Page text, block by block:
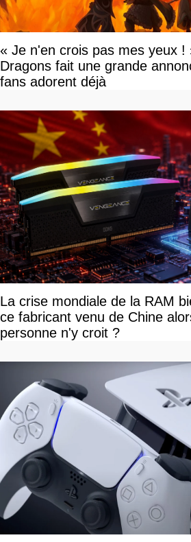
« Je n'en crois pas mes yeux !
Dragons fait une grande
fans adorent déjà
La crise mondiale de la RAM
ce fabricant venu de Chine
personne n'y croit ?